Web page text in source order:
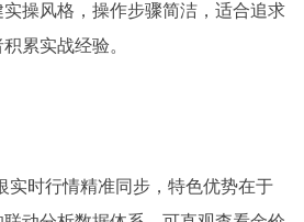
操风格，操作步骤简洁，适合追求
累实战经验。
实时行情精准同步，特色优势在于